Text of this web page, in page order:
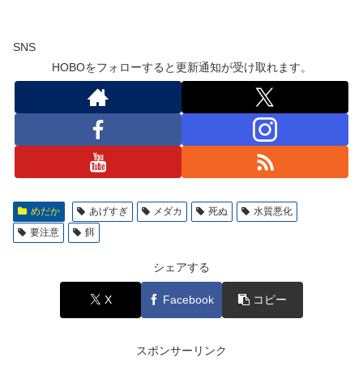
SNS
HOBOをフォローすると更新通知が受け取れます。
めだか あげすぎ メダカ 死ぬ
水質悪化
要注意
餌
シェアする
X Facebook コピー
スポンサーリンク